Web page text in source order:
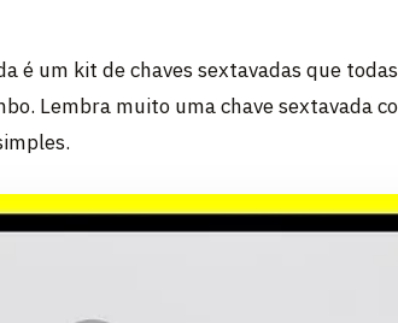
é um kit de chaves sextavadas que
Lembra muito uma chave sextavada